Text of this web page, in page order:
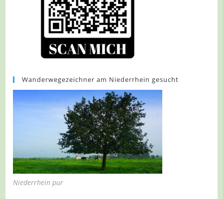
Wanderwegezeichner am Niederrhein gesucht
Niederrhein pur